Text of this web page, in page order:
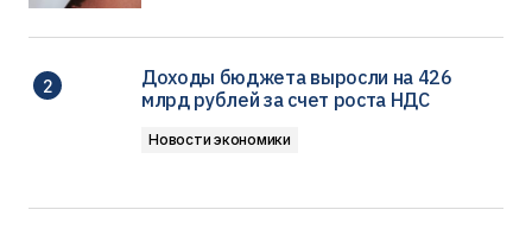
Доходы бюджета выросли на 426
млрд рублей за счет роста НДС
Новости экономики